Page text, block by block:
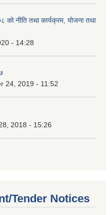
नीति तथा कार्यक्रम, योजना तथा
- 14:28
24, 2019 - 11:52
2018 - 15:26
Tender Notices